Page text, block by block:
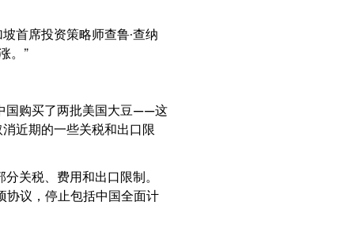
首席投资策略师查鲁·查纳
。”
国购买了两批美国大豆——这
近期的一些关税和出口限
关税、费用和出口限制。
协议，停止包括中国全面计